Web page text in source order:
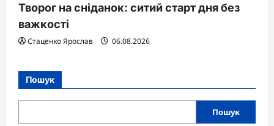
Творог на сніданок: ситий старт дня без
важкості
Стаценко Ярослав 06.08.2026
Пошук
Пошук